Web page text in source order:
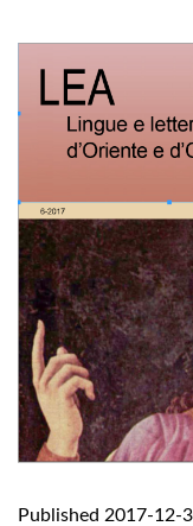
Published 2017-12-